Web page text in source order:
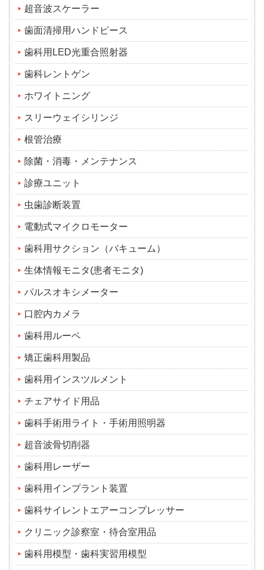
超音波スケーラー
歯面清掃用ハンドピース
歯科用LED光重合照射器
歯科レントゲン
ホワイトニング
スリーウェイシリンジ
根管治療
除菌・消毒・メンテナンス
診療ユニット
虫歯診断装置
電動式マイクロモーター
歯科用サクション（バキューム）
生体情報モニタ(患者モニタ)
パルスオキシメーター
口腔内カメラ
歯科用ルーペ
矯正歯科用製品
歯科用インスツルメント
チェアサイド用品
歯科手術用ライト・手術用照明器
超音波骨切削器
歯科用レーザー
歯科用インプラント装置
歯科サイレントエアーコンプレッサー
クリニック診察室・待合室用品
歯科用模型・歯科実習用模型